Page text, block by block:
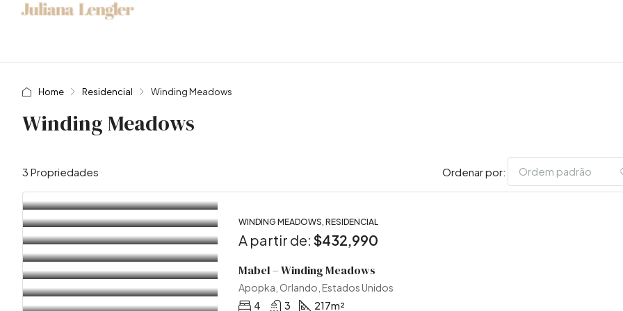
Home Residencial Winding Meadows
Winding Meadows
3 Propriedades Ordenar por: Ordem padrão
WINDING MEADOWS, RESIDENCIAL
A partir de: $432,990
Mabel – Winding Meadows
Apopka, Orlando, Estados Unidos
4
3 217m²